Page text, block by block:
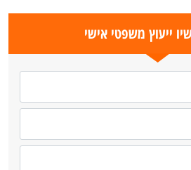
ייעוץ משפטי אישי